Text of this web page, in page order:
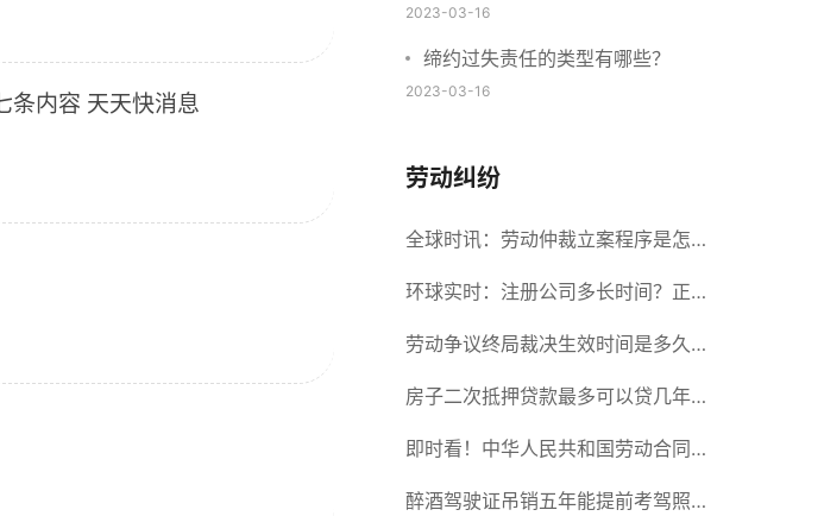
条内容 天天快消息
么？怎么区分雇佣合同和承揽合
同？
2023-03-16
缔约过失责任的类型有哪些？
2023-03-16
劳动纠纷
全球时讯：劳动仲裁立案程序是怎么
规定的？劳动仲裁开庭后多久才出结
果？
环球实时：注册公司多长时间？正常
注册公司所需要的时间是多少？
劳动争议终局裁决生效时间是多久？
劳动争议终局裁决可以起诉吗？_天
天通讯
房子二次抵押贷款最多可以贷几年？
房子二次抵押后可以卖掉吗？-每日
速读
即时看！中华人民共和国劳动合同法
第三十六条是什么内容？解除劳动合
醉酒驾驶证吊销五年能提前考驾照吗